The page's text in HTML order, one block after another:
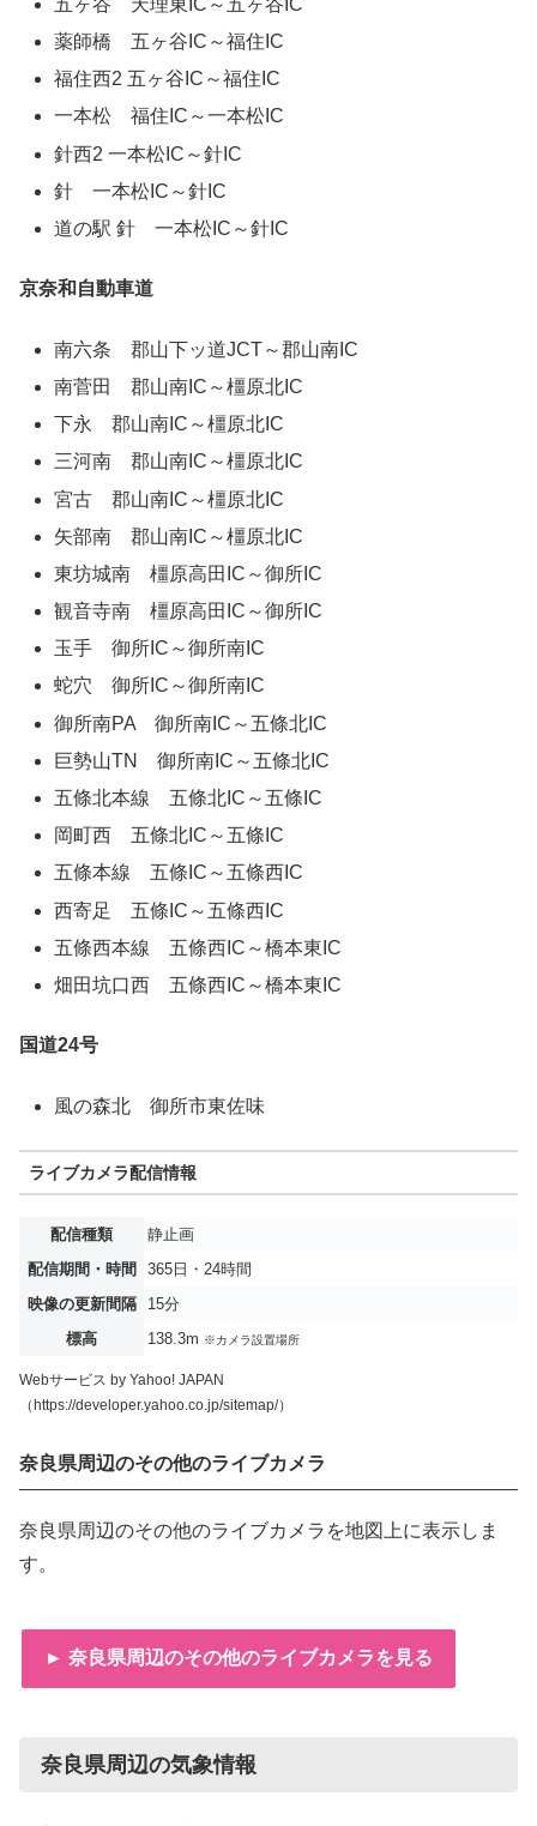
薬師橋 五ヶ谷IC～福住IC
福住西2 五ヶ谷IC～福住IC
一本松 福住IC～一本松IC
針西2 一本松IC～針IC
針 一本松IC～針IC
道の駅 針 一本松IC～針IC
京奈和自動車道
南六条 郡山下ッ道JCT～郡山南IC
南菅田 郡山南IC～橿原北IC
下永 郡山南IC～橿原北IC
三河南 郡山南IC～橿原北IC
宮古 郡山南IC～橿原北IC
矢部南 郡山南IC～橿原北IC
東坊城南 橿原高田IC～御所IC
観音寺南 橿原高田IC～御所IC
玉手 御所IC～御所南IC
蛇穴 御所IC～御所南IC
御所南PA 御所南IC～五條北IC
巨勢山TN 御所南IC～五條北IC
五條北本線 五條北IC～五條IC
岡町西 五條北IC～五條IC
五條本線 五條IC～五條西IC
西寄足 五條IC～五條西IC
五條西本線 五條西IC～橋本東IC
畑田坑口西 五條西IC～橋本東IC
国道24号
風の森北 御所市東佐味
ライブカメラ配信情報
配信種類
静止画
配信期間・時間
365日・24時間
映像の更新間隔
15分
標高
138.3m ※カメラ設置場所
Webサービス by Yahoo! JAPAN
（https://developer.yahoo.co.jp/sitemap/）
奈良県周辺のその他のライブカメラ
奈良県周辺のその他のライブカメラを地図上に表示しま
す。
► 奈良県周辺のその他のライブカメラを見る
奈良県周辺の気象情報